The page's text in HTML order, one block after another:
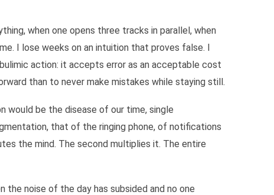
when one opens three tracks in parallel, when
I lose weeks on an intuition that proves false. I
action: it accepts error as an acceptable cost
than to never make mistakes while staying still.
be the disease of our time, single
that of the ringing phone, of notifications
the mind. The second multiplies it. The entire
the noise of the day has subsided and no one